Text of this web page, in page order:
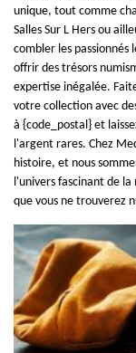
unique, tout comme
Salles Sur L Hers ou
combler les passionnés
offrir des trésors
expertise inégalée.
votre collection avec
à {code_postal} et
l'argent rares. Chez
histoire, et nous
l'univers fascinant de la
que vous ne trouverez